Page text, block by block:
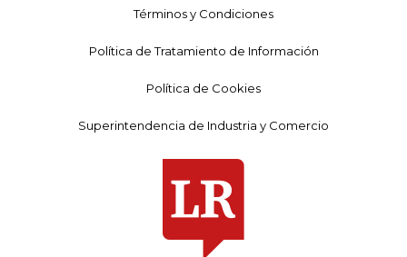
Términos y Condiciones
Política de Tratamiento de Información
Política de Cookies
Superintendencia de Industria y Comercio